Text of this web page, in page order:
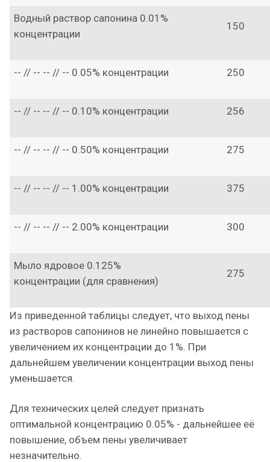
Водный раствор сапонина 0.01%
концентрации
150
-- // -- -- // -- 0.05% концентрации 250
-- // -- -- // -- 0.10% концентрации 256
-- // -- -- // -- 0.50% концентрации 275
-- // -- -- // -- 1.00% концентрации 375
-- // -- -- // -- 2.00% концентрации 300
Мыло ядровое 0.125%
концентрации (для сравнения)
275
Из приведенной таблицы следует, что выход пены
из растворов сапонинов не линейно повышается с
увеличением их концентрации до 1%. При
дальнейшем увеличении концентрации выход пены
уменьшается.
Для технических целей следует признать
оптимальной концентрацию 0.05% - дальнейшее её
повышение, объем пены увеличивает
незначительно.